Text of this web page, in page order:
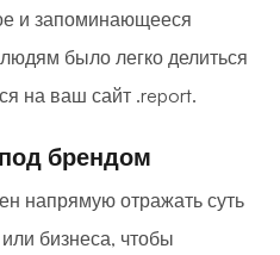
и запоминающееся
было легко делиться
на ваш сайт .report.
брендом
напрямую отражать суть
бизнеса, чтобы